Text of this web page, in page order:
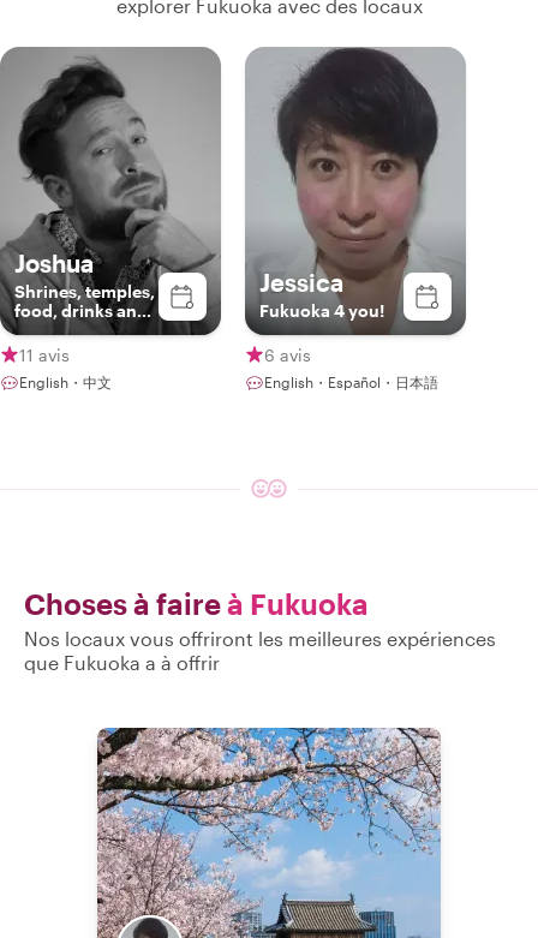
explorer Fukuoka avec des locaux
Joshua
Shrines, temples,
food, drinks and
music!
11 avis
English・中文
Jessica
Fukuoka 4 you!
6 avis
English・Español・日本語
Choses à faireà Fukuoka
Nos locaux vous offriront les meilleures expériences
que Fukuoka a à offrir